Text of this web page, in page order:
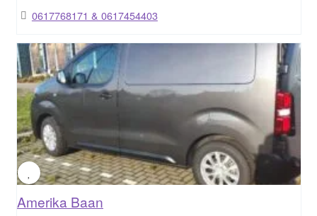
0617768171 & 0617454403
Amerika Baan